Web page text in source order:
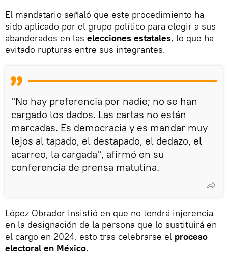
El mandatario señaló que este procedimiento ha
sido aplicado por el grupo político para elegir a sus
abanderados en las elecciones estatales, lo que ha
evitado rupturas entre sus integrantes.
"No hay preferencia por nadie; no se han
cargado los dados. Las cartas no están
marcadas. Es democracia y es mandar muy
lejos al tapado, el destapado, el dedazo, el
acarreo, la cargada", afirmó en su
conferencia de prensa matutina.
López Obrador insistió en que no tendrá injerencia
en la designación de la persona que lo sustituirá en
el cargo en 2024, esto tras celebrarse el proceso
electoral en México.